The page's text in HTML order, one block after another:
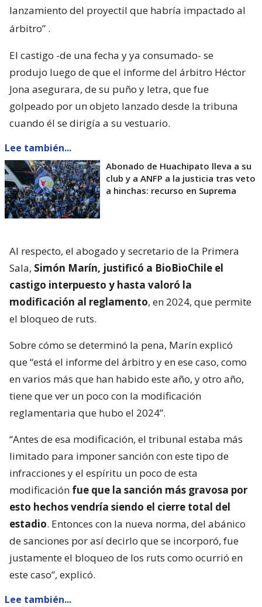
lanzamiento del proyectil que habría impactado al
árbitro” .
El castigo -de una fecha y ya consumado- se
produjo luego de que el informe del árbitro Héctor
Jona asegurara, de su puño y letra, que fue
golpeado por un objeto lanzado desde la tribuna
cuando él se dirigía a su vestuario.
Lee también...
Abonado de Huachipato lleva a su
club y a ANFP a la justicia tras veto
a hinchas: recurso en Suprema
Al respecto, el abogado y secretario de la Primera
Sala, Simón Marín, justificó a BioBioChile el
castigo interpuesto y hasta valoró la
modificación al reglamento, en 2024, que permite
el bloqueo de ruts.
Sobre cómo se determinó la pena, Marín explicó
que “está el informe del árbitro y en ese caso, como
en varios más que han habido este año, y otro año,
tiene que ver un poco con la modificación
reglamentaria que hubo el 2024”.
“Antes de esa modificación, el tribunal estaba más
limitado para imponer sanción con este tipo de
infracciones y el espíritu un poco de esta
modificación fue que la sanción más gravosa por
esto hechos vendría siendo el cierre total del
estadio. Entonces con la nueva norma, del abánico
de sanciones por así decirlo que se incorporó, fue
justamente el bloqueo de los ruts como ocurrió en
este caso”, explicó.
Lee también...